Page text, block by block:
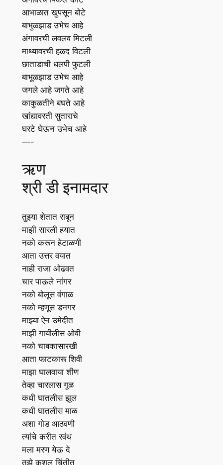
आभाळात खुपसून बोटे
बाभुळझाड उभेच आहे
अंगावरची लवलव मिटली
माथ्यावरची हळद विटली
छाताडाची धलपी फुटली
बाभूळझाड उभेच आहे
जगले आहे जगते आहे
काकुळतीने बघते आहे
खांद्यावरती सुताराचे
घरटे घेऊन उभेच आहे
—-
ऋण
श्री डी इनामदार
तुझ्या शेतात राबून
माझी सारली हयात
नको करून हेटाळणी
आता उत्तर वयात
नाही राजा ओढवत
चार पाऊले नांगर
नको बोलूस वंगाळ
नको म्हणूस डनगर
माझ्या ऐन उमेदीत
माझी गायीलीस ओवी
नको चाबकासारखी
आता फाटकारू शिवी
माझा घालवाया शीण
तेव्हा चारलास गूळ
कधी घातलीस झूल
कधी घातलीस माळ
अशा गोड आठवणी
त्यांचे करीत रवंथ
मला मरण येऊ दे
तुझे कुशल चिंतीत